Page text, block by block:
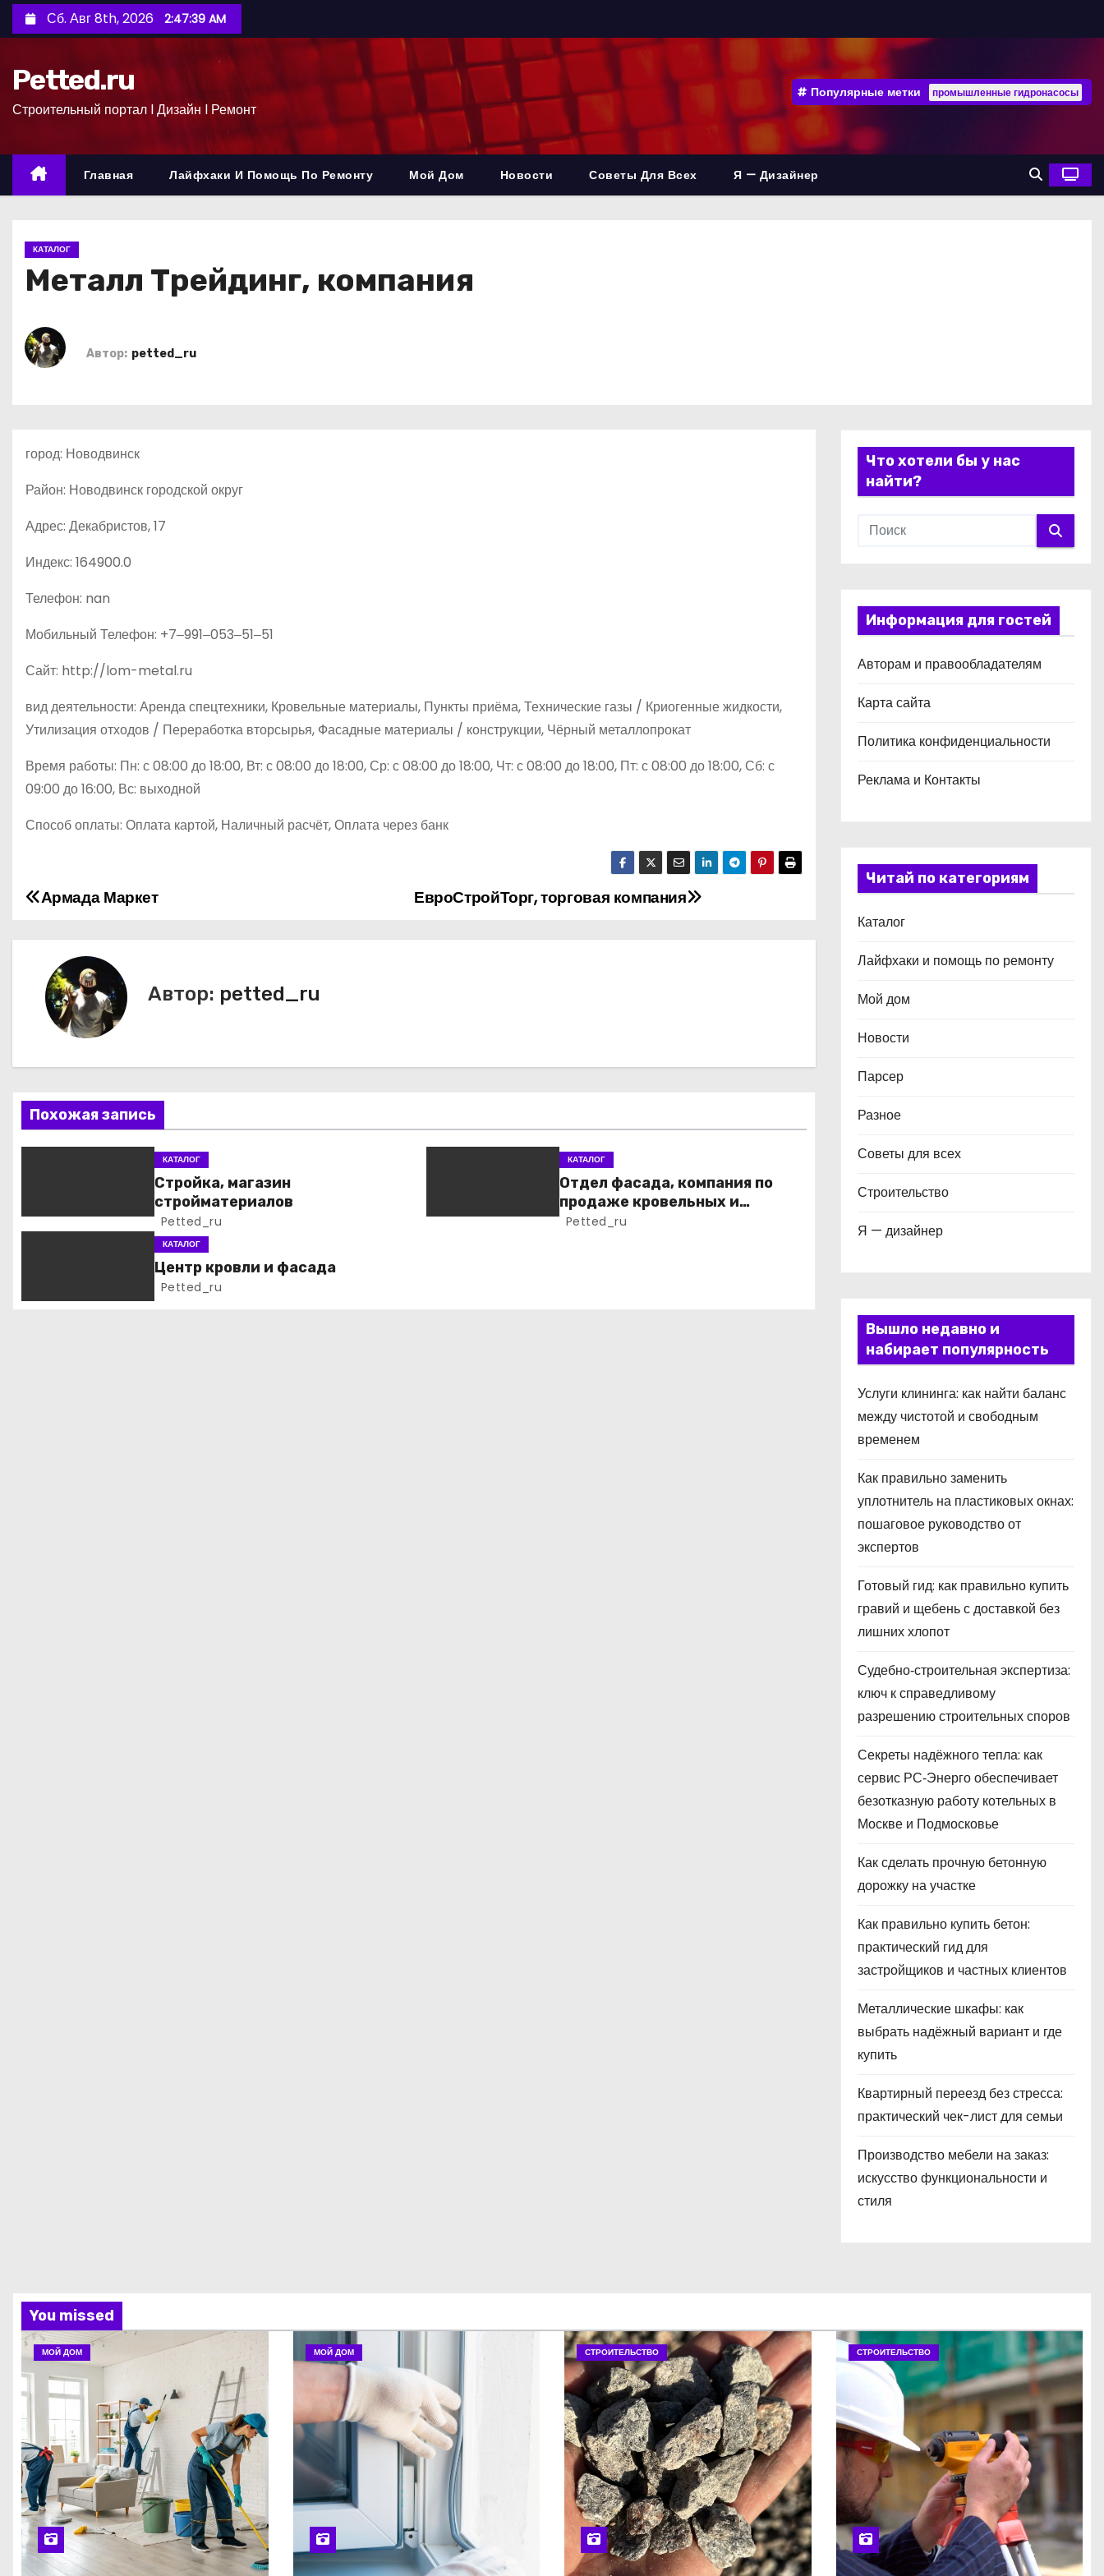
е
с
Сб. Авг 8th, 2026 2:47:39 AM
Petted.ru
Строительный портал l Дизайн l Ремонт
Популярные метки промышленные гидронасосы
Главная Лайфхаки И Помощь По Ремонту Мой Дом Новости Советы Для Всех Я — Дизайнер
КАТАЛОГ
Металл Трейдинг, компания
Автор: petted_ru
город: Новодвинск
Район: Новодвинск городской округ
Адрес: Декабристов, 17
Индекс: 164900.0
Телефон: nan
Мобильный Телефон: +7‒991‒053‒51‒51
Сайт: http://lom-metal.ru
вид деятельности: Аренда спецтехники, Кровельные материалы, Пункты приёма, Технические газы / Криогенные жидкости,
Утилизация отходов / Переработка вторсырья, Фасадные материалы / конструкции, Чёрный металлопрокат
Время работы: Пн: с 08:00 до 18:00, Вт: с 08:00 до 18:00, Ср: с 08:00 до 18:00, Чт: с 08:00 до 18:00, Пт: с 08:00 до 18:00, Сб: с
09:00 до 16:00, Вс: выходной
Способ оплаты: Оплата картой, Наличный расчёт, Оплата через банк
Н
а
а
ц
и
п
ЕвроСтройТорг, торговая компания
Армада Маркет
Автор: petted_ru
Похожая запись
КАТАЛОГ
Стройка, магазин
стройматериалов
Petted_ru
КАТАЛОГ
Отдел фасада, компания по
продаже кровельных и
фасадных материалов
Petted_ru
КАТАЛОГ
Центр кровли и фасада
Petted_ru
Что хотели бы у нас
найти?
Информация для гостей
Авторам и правообладателям
Карта сайта
Политика конфиденциальности
Реклама и Контакты
Читай по категориям
Каталог
Лайфхаки и помощь по ремонту
Мой дом
Новости
Парсер
Разное
Советы для всех
Строительство
Я — дизайнер
Вышло недавно и
набирает популярность
Услуги клининга: как найти баланс
между чистотой и свободным
временем
Как правильно заменить
уплотнитель на пластиковых окнах:
пошаговое руководство от
экспертов
Готовый гид: как правильно купить
гравий и щебень с доставкой без
лишних хлопот
Судебно‑строительная экспертиза:
ключ к справедливому
разрешению строительных споров
Секреты надёжного тепла: как
сервис РС‑Энерго обеспечивает
безотказную работу котельных в
Москве и Подмосковье
Как сделать прочную бетонную
дорожку на участке
Как правильно купить бетон:
практический гид для
застройщиков и частных клиентов
Металлические шкафы: как
выбрать надёжный вариант и где
купить
Квартирный переезд без стресса:
практический чек-лист для семьи
Производство мебели на заказ:
искусство функциональности и
стиля
You missed
МОЙ ДОМ МОЙ ДОМ СТРОИТЕЛЬСТВО СТРОИТЕЛЬСТВО